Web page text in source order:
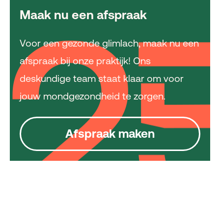
Maak nu een afspraak
Voor een gezonde glimlach, maak nu een
afspraak bij onze praktijk! Ons
deskundige team staat klaar om voor
jouw mondgezondheid te zorgen.
Afspraak maken